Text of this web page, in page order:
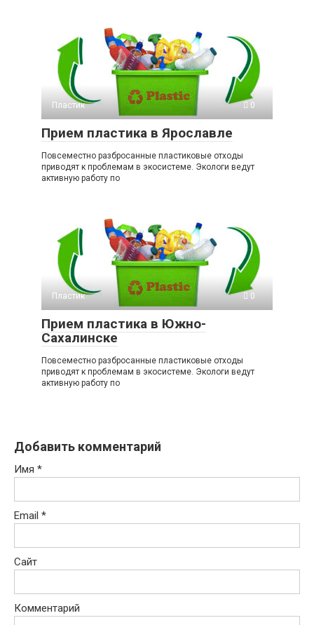
Пластик 0
Прием пластика в Ярославле
Повсеместно разбросанные пластиковые отходы
приводят к проблемам в экосистеме. Экологи ведут
активную работу по
Пластик 0
Прием пластика в Южно-
Сахалинске
Повсеместно разбросанные пластиковые отходы
приводят к проблемам в экосистеме. Экологи ведут
активную работу по
Добавить комментарий
Имя *
Email *
Сайт
Комментарий